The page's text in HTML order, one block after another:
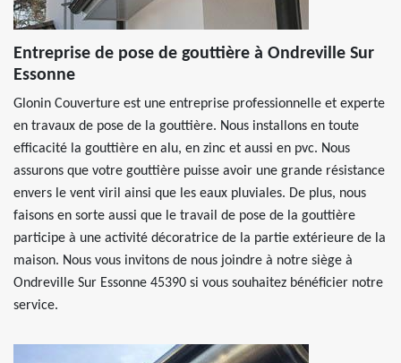
Entreprise de pose de gouttière à Ondreville Sur
Essonne
Glonin Couverture est une entreprise professionnelle et experte
en travaux de pose de la gouttière. Nous installons en toute
efficacité la gouttière en alu, en zinc et aussi en pvc. Nous
assurons que votre gouttière puisse avoir une grande résistance
envers le vent viril ainsi que les eaux pluviales. De plus, nous
faisons en sorte aussi que le travail de pose de la gouttière
participe à une activité décoratrice de la partie extérieure de la
maison. Nous vous invitons de nous joindre à notre siège à
Ondreville Sur Essonne 45390 si vous souhaitez bénéficier notre
service.